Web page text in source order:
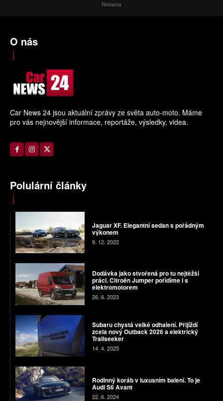
Reklama
O nás
Car News 24 jsou aktuální zprávy ze světa auto-moto. Máme
pro vás nejnovější informace, reportáže, výsledky, videa.
Polulární články
Jaguar XF. Elegantní sedan s pořádným
výkonem
9. 12. 2022
Dodávka jako stvořená pro tu nejtěžší
práci. Citroën Jumper pořídíme i s
elektromotorem
26. 6. 2023
Subaru chystá velké odhalení. Přijíždí
zcela nový Outback 2026 a elektrický
Trailseeker
14. 4. 2025
Rodinný koráb v luxusním balení. To je
Audi S6 Avant
22. 6. 2024